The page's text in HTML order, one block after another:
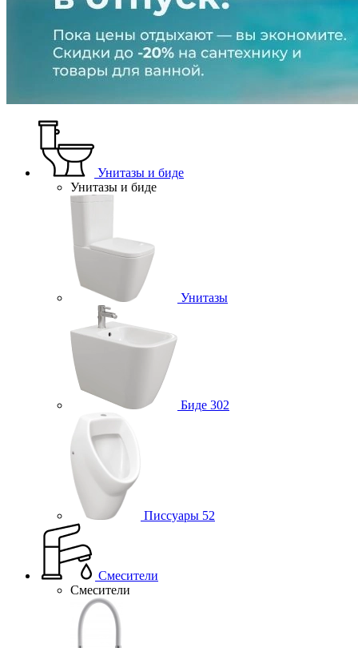
Унитазы и биде
Унитазы и биде
Унитазы
Биде 302
Писсуары 52
Смесители
Смесители